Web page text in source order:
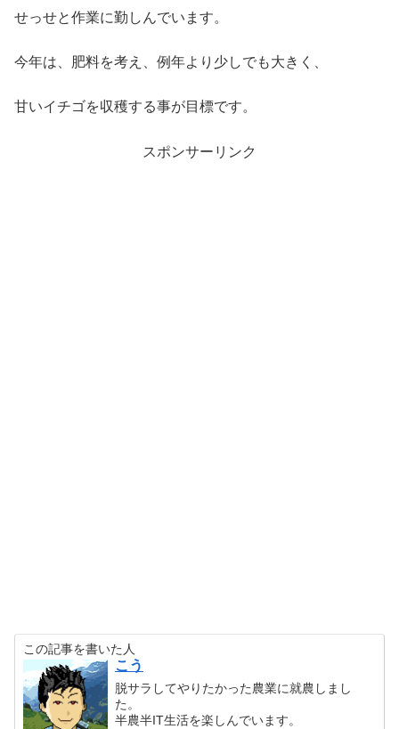
せっせと作業に勤しんでいます。
今年は、肥料を考え、例年より少しでも大きく、
甘いイチゴを収穫する事が目標です。
スポンサーリンク
この記事を書いた人
こう
脱サラしてやりたかった農業に就農しまし
た。
半農半IT生活を楽しんでいます。